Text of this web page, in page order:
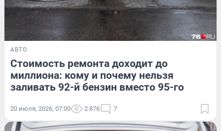
АВТО
Стоимость ремонта доходит до
миллиона: кому и почему нельзя
заливать 92-й бензин вместо 95-го
20 июля, 2026, 07:00 2 876 7